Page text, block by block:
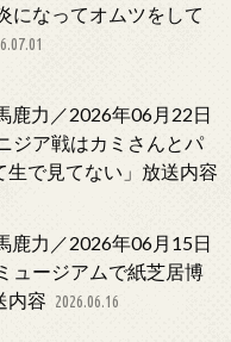
になってオムツをして
鹿力／2026年06月22日
ジア戦はカミさんとパ
生で見てない」放送内容
鹿力／2026年06月15日
ュージアムで紙芝居博
内容 2026.06.16